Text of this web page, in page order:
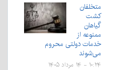
متخلفان
کشت
گیاهان
ممنوعه از
خدمات دولتی محروم
می‌شوند
۱۰:۲۴ - ۱۴ مرداد ۱۴۰۵